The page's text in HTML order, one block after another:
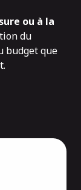
ou à la
du
budget que